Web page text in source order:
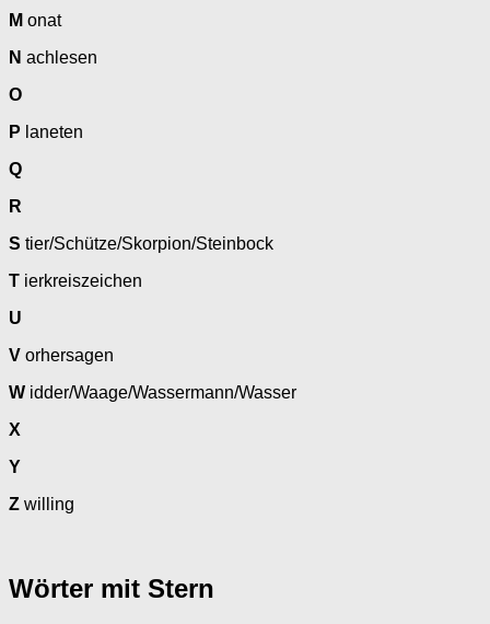
M onat
N achlesen
O
P laneten
Q
R
S tier/Schütze/Skorpion/Steinbock
T ierkreiszeichen
U
V orhersagen
W idder/Waage/Wassermann/Wasser
X
Y
Z willing
Wörter mit Stern